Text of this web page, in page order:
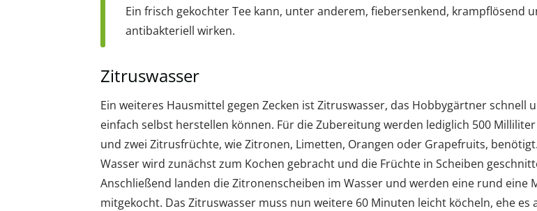
Ein frisch gekochter Tee kann, unter anderem, fiebersenkend, krampflösend
antibakteriell wirken.
Zitruswasser
Ein weiteres Hausmittel gegen Zecken ist Zitruswasser, das Hobbygärtner schnell
einfach selbst herstellen können. Für die Zubereitung werden lediglich 500
und zwei Zitrusfrüchte, wie Zitronen, Limetten, Orangen oder Grapefruits,
Wasser wird zunächst zum Kochen gebracht und die Früchte in Scheiben
Anschließend landen die Zitronenscheiben im Wasser und werden eine rund eine
mitgekocht. Das Zitruswasser muss nun weitere 60 Minuten leicht köcheln, ehe es